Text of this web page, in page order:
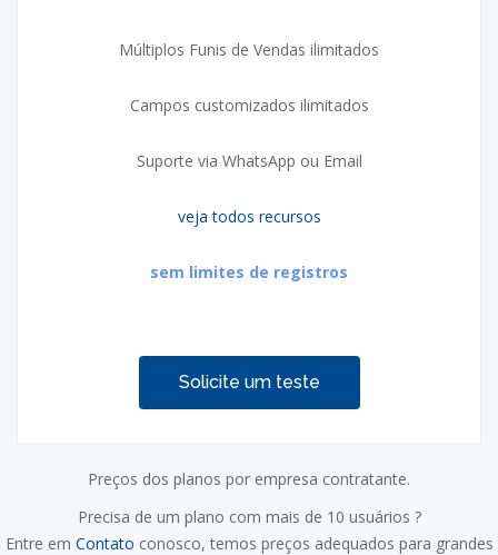
Múltiplos Funis de Vendas ilimitados
Campos customizados ilimitados
Suporte via WhatsApp ou Email
veja todos recursos
sem limites de registros
Solicite um teste
Preços dos planos por empresa contratante.
Precisa de um plano com mais de 10 usuários ?
Entre em Contato conosco, temos preços adequados para grandes